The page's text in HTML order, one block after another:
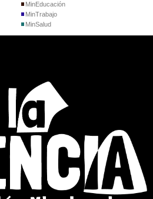
MinEducación
MinTrabajo
MinSalud